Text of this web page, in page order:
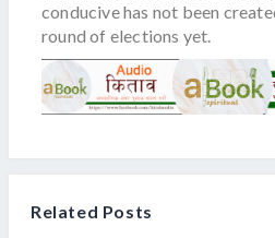
conducive has not been
round of elections yet.
Related Posts